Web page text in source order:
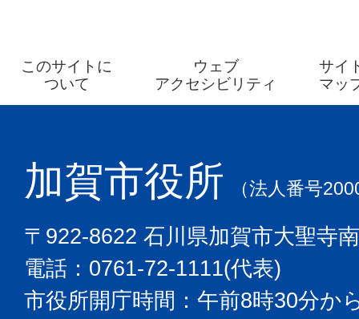
このサイトに
ついて
ウェブ
アクセシビリティ
サイ
マッ
加賀市役所 （法人番号
〒922-8622 石川県加賀市大聖寺
電話：0761-72-1111(代表)
市役所開庁時間：午前8時30分か